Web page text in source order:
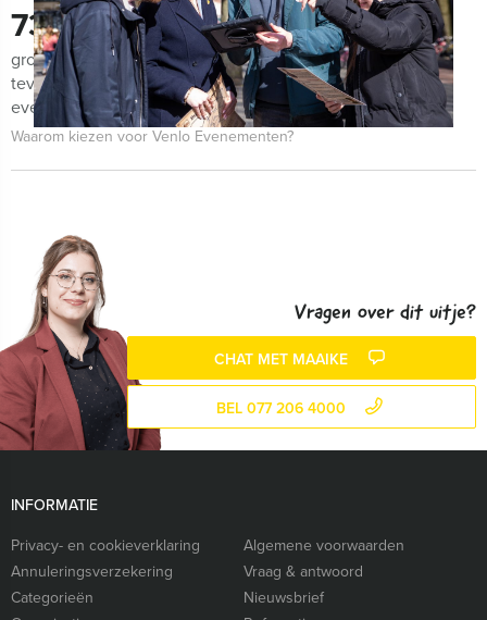
730
groepen lieten ons de afgelopen maanden weten zeer
tevreden te zijn met de organisatie van het uitje, het
evenement zelf én de begeleiding!
Waarom kiezen voor Venlo Evenementen?
Vragen over dit uitje?
CHAT MET MAAIKE
BEL 077 206 4000
INFORMATIE
Privacy- en cookieverklaring
Algemene voorwaarden
Annuleringsverzekering
Vraag & antwoord
Categorieën
Nieuwsbrief